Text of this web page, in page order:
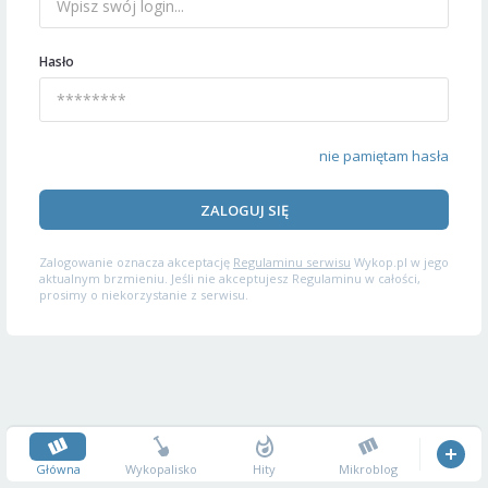
Hasło
nie pamiętam hasła
ZALOGUJ SIĘ
Zalogowanie oznacza akceptację Regulaminu serwisu Wykop.pl w jego
aktualnym brzmieniu. Jeśli nie akceptujesz Regulaminu w całości,
prosimy o niekorzystanie z serwisu.
Główna Wykopalisko Hity Mikroblog